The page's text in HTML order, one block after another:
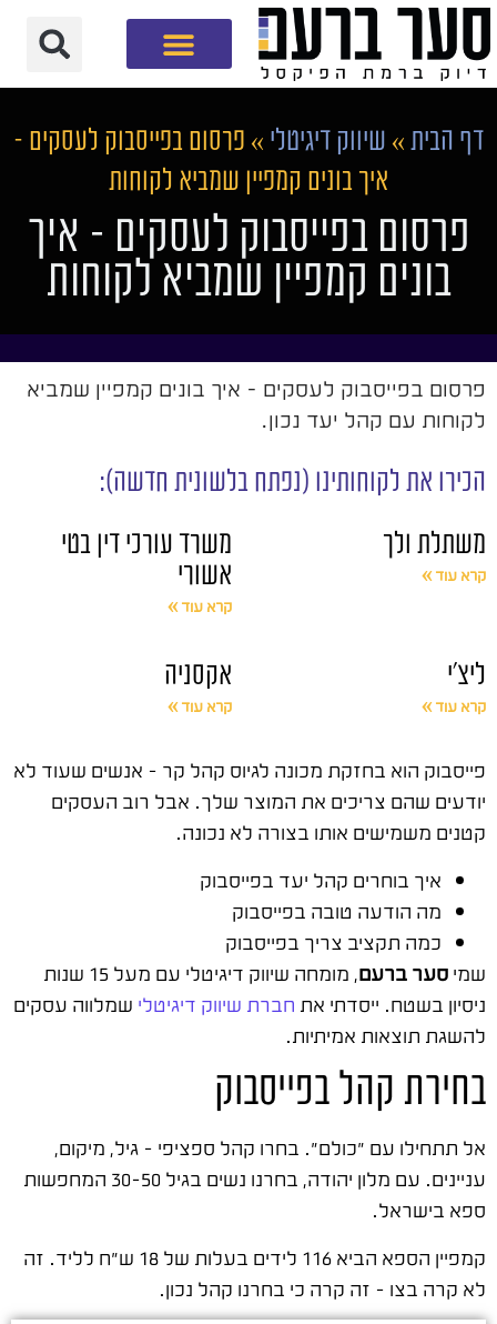
דף הבית » שיווק דיגיטלי » פרסום בפייסבוק לעסקים –
איך בונים קמפיין שמביא לקוחות
פרסום בפייסבוק לעסקים – איך
בונים קמפיין שמביא לקוחות
פרסום בפייסבוק לעסקים - איך בונים קמפיין שמביא
לקוחות עם קהל יעד נכון.
הכירו את לקוחותינו (נפתח בלשונית חדשה):
משתלת ולך
קרא עוד »
משרד עורכי דין בטי
אשורי
קרא עוד »
ליצ'י
קרא עוד »
אקסניה
קרא עוד »
פייסבוק הוא בחזקת מכונה לגיוס קהל קר – אנשים שעוד לא
יודעים שהם צריכים את המוצר שלך. אבל רוב העסקים
קטנים משמישים אותו בצורה לא נכונה.
איך בוחרים קהל יעד בפייסבוק
מה הודעה טובה בפייסבוק
כמה תקציב צריך בפייסבוק
שמיסער ברעם
, מומחה שיווק דיגיטלי עם מעל 15 שנות
ניסיון בשטח. ייסדתי את חברת שיווק דיגיטלי שמלווה עסקים
להשגת תוצאות אמיתיות.
בחירת קהל בפייסבוק
אל תתחילו עם "כולם". בחרו קהל ספציפי – גיל, מיקום,
עניינים. עם מלון יהודה, בחרנו נשים בגיל 30-50 המחפשות
ספא בישראל.
קמפיין הספא הביא 116 לידים בעלות של 18 ש״ח לליד. זה
לא קרה בצו – זה קרה כי בחרנו קהל נכון.